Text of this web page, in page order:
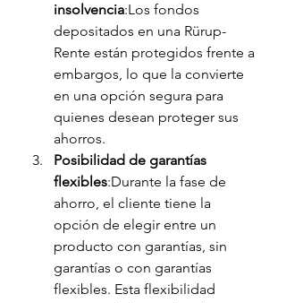
insolvencia:Los fondos
depositados en una Rürup-
Rente están protegidos frente a
embargos, lo que la convierte
en una opción segura para
quienes desean proteger sus
ahorros.
Posibilidad de garantías
flexibles:Durante la fase de
ahorro, el cliente tiene la
opción de elegir entre un
producto con garantías, sin
garantías o con garantías
flexibles. Esta flexibilidad